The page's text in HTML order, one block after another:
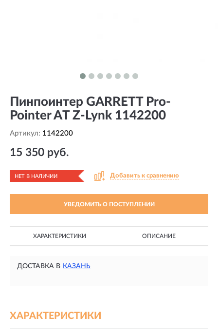
Пинпоинтер GARRETT Pro-
Pointer AT Z-Lynk 1142200
Артикул: 1142200
15 350 руб.
НЕТ В НАЛИЧИИ Добавить к сравнению
УВЕДОМИТЬ О ПОСТУПЛЕНИИ
ХАРАКТЕРИСТИКИ ОПИСАНИЕ
ДОСТАВКА В КАЗАНЬ
ХАРАКТЕРИСТИКИ